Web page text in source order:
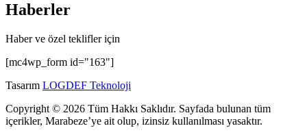
Haberler
Haber ve özel teklifler için
[mc4wp_form id="163"]
Tasarım LOGDEF Teknoloji
Copyright © 2026 Tüm Hakkı Saklıdır. Sayfada bulunan tüm
içerikler, Marabeze’ye ait olup, izinsiz kullanılması yasaktır.